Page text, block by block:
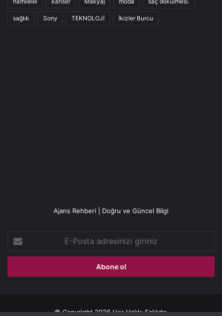
sağlık Sony TEKNOLOJİ İkizler Burcu
Ajans Rehberi | Doğru ve Güncel Bilgi
Posta
adresinizi
© Copyright 2026 Her Hakkı Saklıdır.